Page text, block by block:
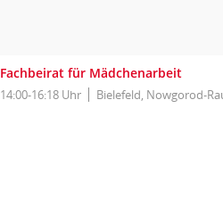
Fachbeirat für Mädchenarbeit
14:00-16:18 Uhr Bielefeld, Nowgorod-